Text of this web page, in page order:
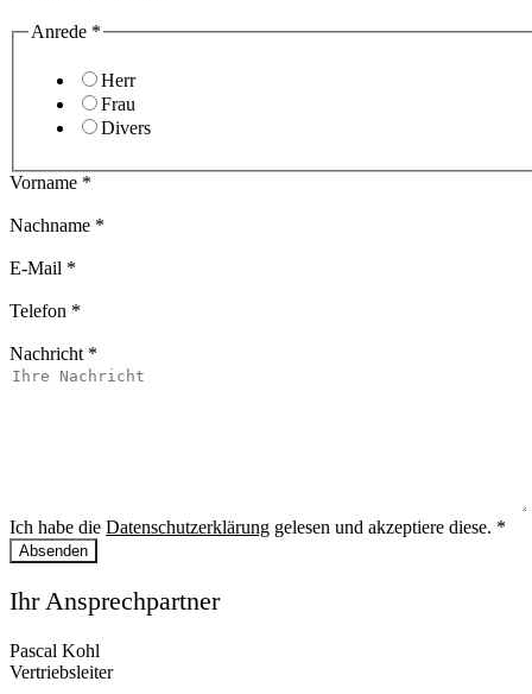
Anrede *
Herr
Frau
Divers
Vorname *
Nachname *
E-Mail *
Telefon *
Nachricht *
Ich habe die Datenschutzerklärung gelesen und akzeptiere diese. *
Absenden
Ihr Ansprechpartner
Pascal Kohl
Vertriebsleiter